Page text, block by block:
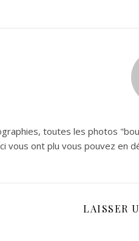
toutes les photos
vous ont plu vous pouvez en
LAISSER